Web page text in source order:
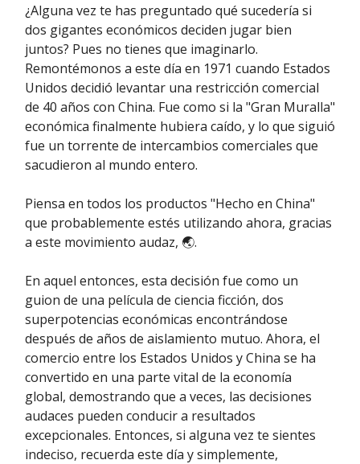
¿Alguna vez te has preguntado qué sucedería si
dos gigantes económicos deciden jugar bien
juntos? Pues no tienes que imaginarlo.
Remontémonos a este día en 1971 cuando Estados
Unidos decidió levantar una restricción comercial
de 40 años con China. Fue como si la "Gran Muralla"
económica finalmente hubiera caído, y lo que siguió
fue un torrente de intercambios comerciales que
sacudieron al mundo entero.
Piensa en todos los productos "Hecho en China"
que probablemente estés utilizando ahora, gracias
a este movimiento audaz, 🌏.
En aquel entonces, esta decisión fue como un
guion de una película de ciencia ficción, dos
superpotencias económicas encontrándose
después de años de aislamiento mutuo. Ahora, el
comercio entre los Estados Unidos y China se ha
convertido en una parte vital de la economía
global, demostrando que a veces, las decisiones
audaces pueden conducir a resultados
excepcionales. Entonces, si alguna vez te sientes
indeciso, recuerda este día y simplemente,